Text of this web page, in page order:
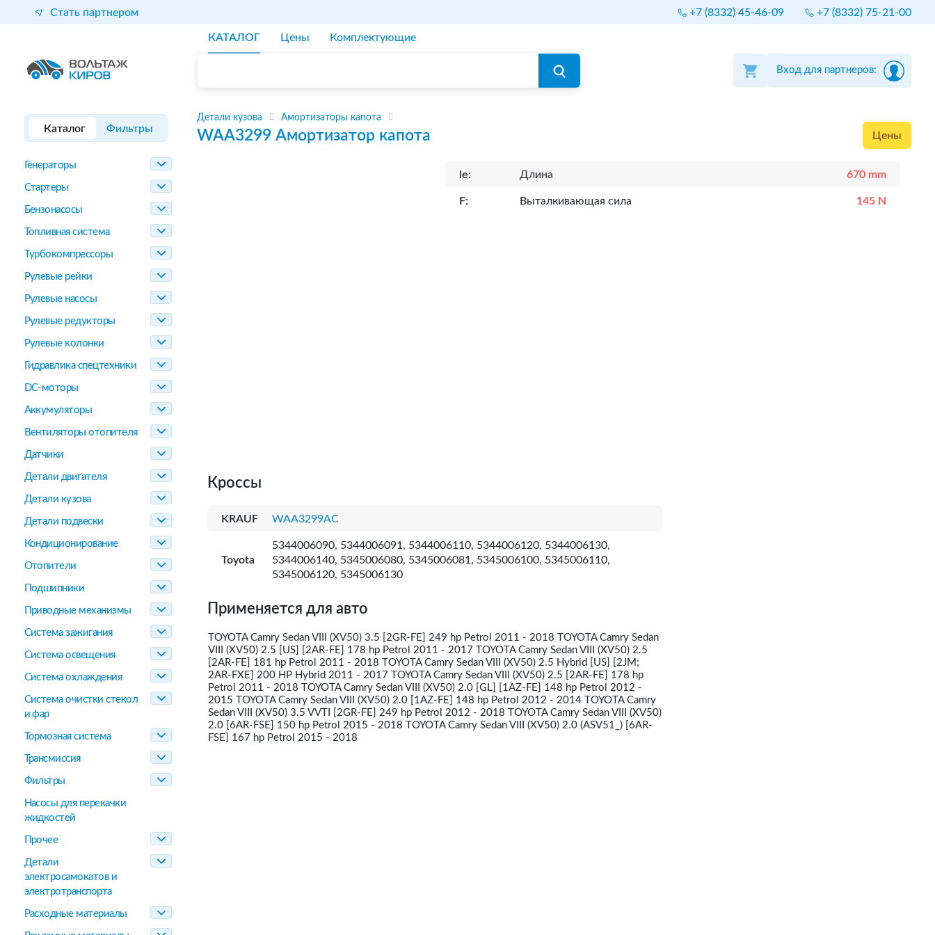
Стать партнером +7 (8332) 45-46-09 +7 (8332) 75-21-00
КАТАЛОГ Цены Комплектующие
Вход для партнеров:
Каталог Фильтры
Генераторы
Стартеры
Бензонасосы
Топливная система
Турбокомпрессоры
Рулевые рейки
Рулевые насосы
Рулевые редукторы
Рулевые колонки
Гидравлика спецтехники
DC-моторы
Аккумуляторы
Вентиляторы отопителя
Датчики
Детали двигателя
Детали кузова
Детали подвески
Кондиционирование
Отопители
Подшипники
Приводные механизмы
Система зажигания
Система освещения
Система охлаждения
Система очистки стекол
и фар
Тормозная система
Трансмиссия
Фильтры
Насосы для перекачки
жидкостей
Прочее
Детали
электросамокатов и
электротранспорта
Расходные материалы
Детали кузова Амортизаторы капота
WAA3299 Амортизатор капота Цены
le: Длина 670 mm
F: Выталкивающая сила 145 N
Кроссы
KRAUF WAA3299AC
Toyota
5344006090, 5344006091, 5344006110, 5344006120, 5344006130,
5344006140, 5345006080, 5345006081, 5345006100, 5345006110,
5345006120, 5345006130
Применяется для авто
TOYOTA Camry Sedan VIII (XV50) 3.5 [2GR-FE] 249 hp Petrol 2011 - 2018 TOYOTA Camry Sedan
VIII (XV50) 2.5 [US] [2AR-FE] 178 hp Petrol 2011 - 2017 TOYOTA Camry Sedan VIII (XV50) 2.5
[2AR-FE] 181 hp Petrol 2011 - 2018 TOYOTA Camry Sedan VIII (XV50) 2.5 Hybrid [US] [2JM;
2AR-FXE] 200 HP Hybrid 2011 - 2017 TOYOTA Camry Sedan VIII (XV50) 2.5 [2AR-FE] 178 hp
Petrol 2011 - 2018 TOYOTA Camry Sedan VIII (XV50) 2.0 [GL] [1AZ-FE] 148 hp Petrol 2012 -
2015 TOYOTA Camry Sedan VIII (XV50) 2.0 [1AZ-FE] 148 hp Petrol 2012 - 2014 TOYOTA Camry
Sedan VIII (XV50) 3.5 VVTI [2GR-FE] 249 hp Petrol 2012 - 2018 TOYOTA Camry Sedan VIII (XV50)
2.0 [6AR-FSE] 150 hp Petrol 2015 - 2018 TOYOTA Camry Sedan VIII (XV50) 2.0 (ASV51_) [6AR-
FSE] 167 hp Petrol 2015 - 2018